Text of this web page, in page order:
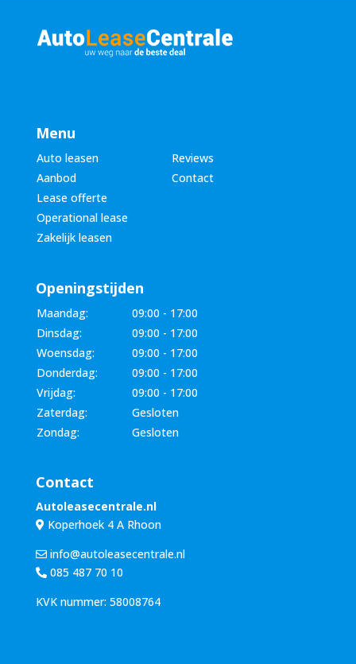
Menu
Auto leasen
Reviews
Aanbod
Contact
Lease offerte
Operational lease
Zakelijk leasen
Openingstijden
Maandag:
09:00 - 17:00
Dinsdag:
09:00 - 17:00
Woensdag:
09:00 - 17:00
Donderdag:
09:00 - 17:00
Vrijdag:
09:00 - 17:00
Zaterdag:
Gesloten
Zondag:
Gesloten
Contact
Autoleasecentrale.nl
Koperhoek 4 A Rhoon
info@autoleasecentrale.nl
085 487 70 10
KVK nummer: 58008764